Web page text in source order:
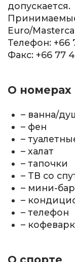
допускается.
Euro/
Телефон: +66
Факс: +66 77
О номерах
– ванна/
– фен
–
– халат
– тапочки
– ТВ со
– мини-
–
– телефон
–